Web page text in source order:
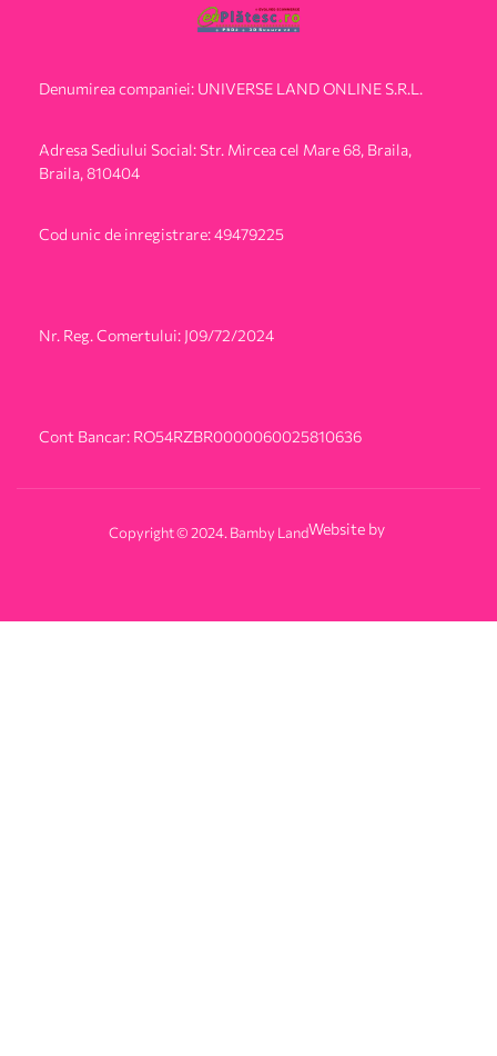
Denumirea companiei: UNIVERSE LAND ONLINE S.R.L.
Adresa Sediului Social: Str. Mircea cel Mare 68, Braila,
Braila, 810404
Cod unic de inregistrare: 49479225
Nr. Reg. Comertului: J09/72/2024
Cont Bancar: RO54RZBR0000060025810636
Copyright © 2024. Bamby LandWebsite by